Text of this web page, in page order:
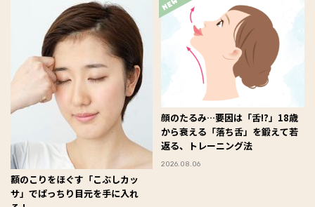
額のこりをほぐす「こぶしカッ
サ」でぱっちり目元を手に入れ
顔のたるみ…要因は「舌!?」18歳
から衰える「落ち舌」を鍛えて若
返る、トレーニング法
2026.08.06